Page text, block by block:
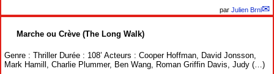
par Julien Brnl
Marche ou Crève (The Long Walk)
Genre : Thriller Durée : 108’ Acteurs : Cooper Hoffman, David Jonsson,
Mark Hamill, Charlie Plummer, Ben Wang, Roman Griffin Davis, Judy (…)